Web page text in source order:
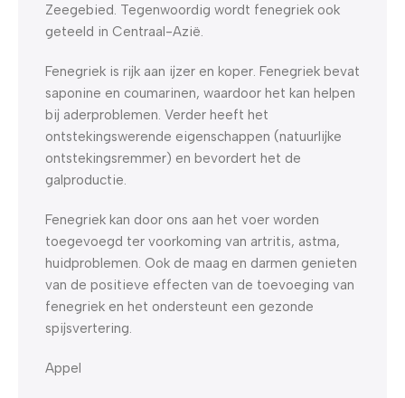
Zeegebied. Tegenwoordig wordt fenegriek ook
geteeld in Centraal-Azië.
Fenegriek is rijk aan ijzer en koper. Fenegriek bevat
saponine en coumarinen, waardoor het kan helpen
bij aderproblemen. Verder heeft het
ontstekingswerende eigenschappen (natuurlijke
ontstekingsremmer) en bevordert het de
galproductie.
Fenegriek kan door ons aan het voer worden
toegevoegd ter voorkoming van artritis, astma,
huidproblemen. Ook de maag en darmen genieten
van de positieve effecten van de toevoeging van
fenegriek en het ondersteunt een gezonde
spijsvertering.
Appel